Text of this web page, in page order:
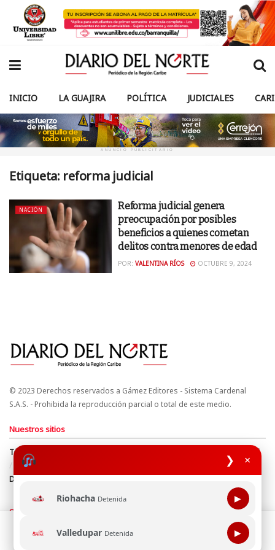
❯ ×
Riohacha Detenida ▶
Valledupar Detenida ▶
INICIO LA GUAJIRA POLÍTICA JUDICIALES
ANUNCIO PUBLICITARIO
Etiqueta: reforma judicial
NACIÓN
Reforma judicial genera
preocupación por posibles
beneficios a quienes cometan
delitos contra menores de edad
POR: VALENTINA RÍOS OCTUBRE 9, 2024
© 2023 Derechos reservados a Gámez Editores - Sistema Cardenal
S.A.S. - Prohibida la reproducción parcial o total de este medio.
Nuestros sitios
Términos y Condiciones
Derechos de Autor y Propiedad Intelectual
Política de uso de cookies
Política de Tratamiento de Datos
Directrices Editoriales
Síguenos
Esta página web usa cookie para mejorar tu experiencia de
navegación, al continuar aceptas nuestra política de uso de